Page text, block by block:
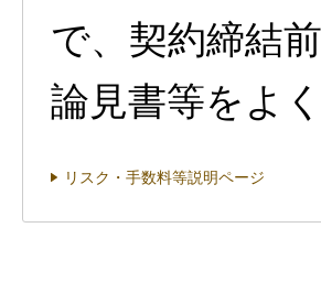
で、契約締結
論見書等をよ
リスク・手数料等説明ページ